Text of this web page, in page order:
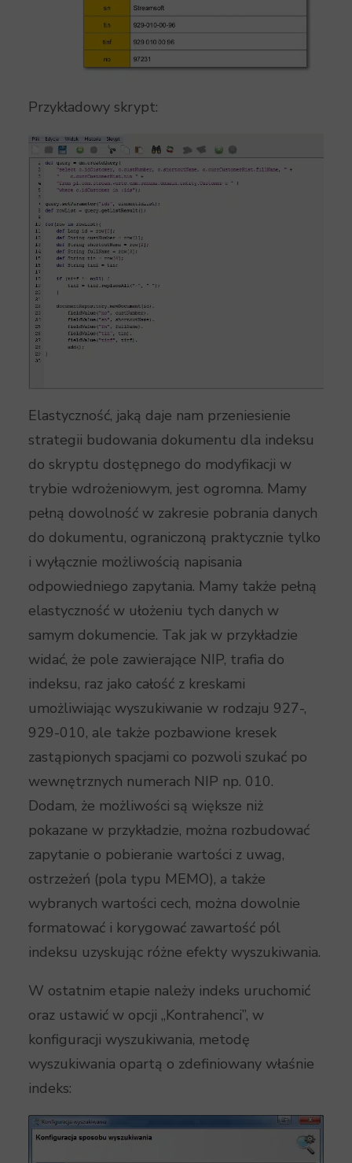
Przykładowy skrypt:
Elastyczność, jaką daje nam przeniesienie
strategii budowania dokumentu dla indeksu
do skryptu dostępnego do modyfikacji w
trybie wdrożeniowym, jest ogromna. Mamy
pełną dowolność w zakresie pobrania danych
do dokumentu, ograniczoną praktycznie tylko
i wyłącznie możliwością napisania
odpowiedniego zapytania. Mamy także pełną
elastyczność w ułożeniu tych danych w
samym dokumencie. Tak jak w przykładzie
widać, że pole zawierające NIP, trafia do
indeksu, raz jako całość z kreskami
umożliwiając wyszukiwanie w rodzaju 927-,
929-010, ale także pozbawione kresek
zastąpionych spacjami co pozwoli szukać po
wewnętrznych numerach NIP np. 010.
Dodam, że możliwości są większe niż
pokazane w przykładzie, można rozbudować
zapytanie o pobieranie wartości z uwag,
ostrzeżeń (pola typu MEMO), a także
wybranych wartości cech, można dowolnie
formatować i korygować zawartość pól
indeksu uzyskując różne efekty wyszukiwania.
W ostatnim etapie należy indeks uruchomić
oraz ustawić w opcji „Kontrahenci”, w
konfiguracji wyszukiwania, metodę
wyszukiwania opartą o zdefiniowany właśnie
indeks: